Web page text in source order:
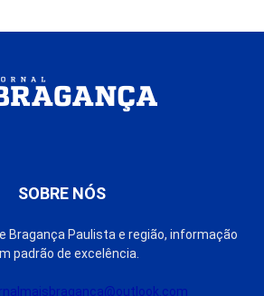
SOBRE NÓS
Bragança Paulista e região, informação
padrão de excelência.